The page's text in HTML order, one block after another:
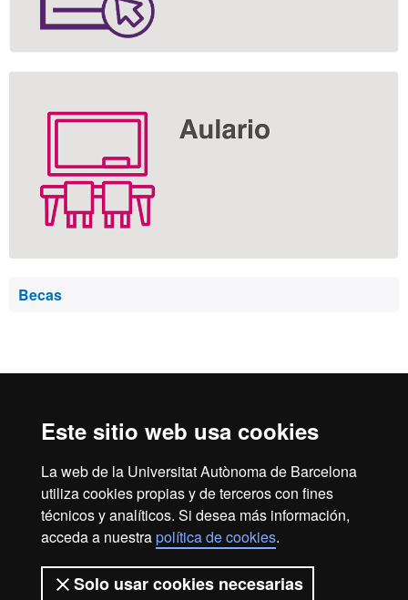
Este sitio web usa cookies
La web de la Universitat Autònoma de Barcelona
utiliza cookies propias y de terceros con fines
técnicos y analíticos. Si desea más información,
acceda a nuestrapolítica de cookies.
Solo usar cookies necesarias
Becas
HR
Inicio Aviso legal
Política de privacidad
Protección de datos Sobre la web
Somos una universidad líder que imparte una docencia de
calidad, diversificada, multidisciplinaria y flexible, adecuada